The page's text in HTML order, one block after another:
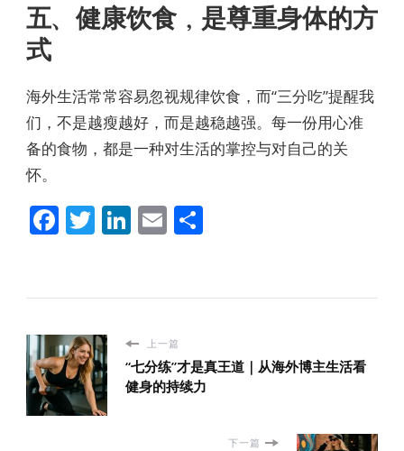
五、健康饮食，是尊重身体的方
式
海外生活常常容易忽视规律饮食，而“三分吃”提醒我
们，不是越瘦越好，而是越稳越强。每一份用心准
备的食物，都是一种对生活的掌控与对自己的关
怀。
Facebook
Twitter
LinkedIn
Email
上一篇
“七分练”才是真王道｜从海外博主生活看
健身的持续力
下一篇